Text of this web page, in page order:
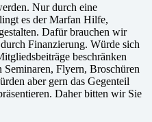
Nur durch eine
es der Marfan Hilfe,
Dafür brauchen wir
Finanzierung. Würde sich
beschränken
Flyern, Broschüren
aber gern das Gegenteil
Daher bitten wir Sie